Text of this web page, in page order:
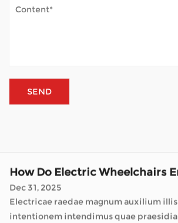
Dec 31, 2025
Electric wheelchairs mutaverunt quot homines per suos dies moventur. Ut a * Lupum Wheelchair
visitandos, vel solum tempus foris
How Do Electric Wheelchairs
Dec 31, 2025
Electricae raedae magnum auxilium illis mobilitate
intentionem intendimus quae